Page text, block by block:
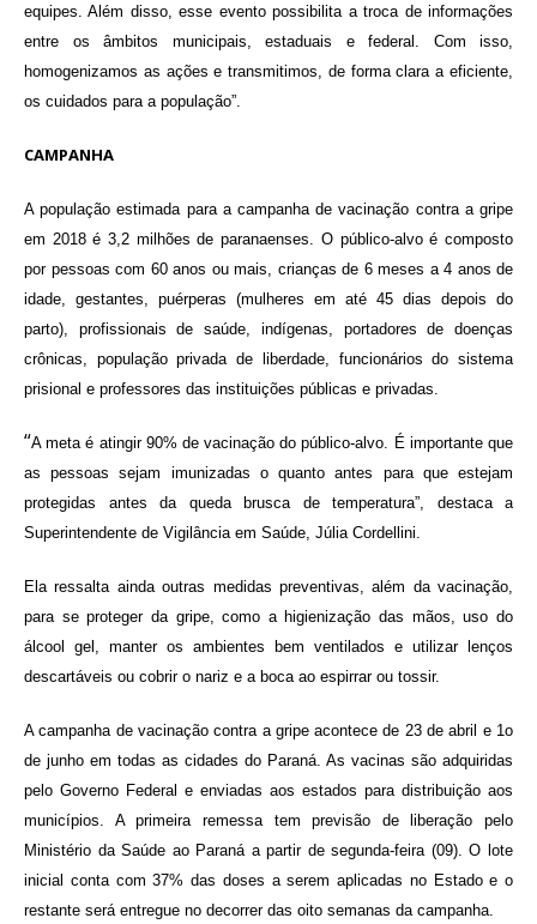
equipes. Além disso, esse evento possibilita a troca de informações
entre os âmbitos municipais, estaduais e federal. Com isso,
homogenizamos as ações e transmitimos, de forma clara a eficiente,
os cuidados para a população”.
CAMPANHA
A população estimada para a campanha de vacinação contra a gripe
em 2018 é 3,2 milhões de paranaenses. O público-alvo é composto
por pessoas com 60 anos ou mais, crianças de 6 meses a 4 anos de
idade, gestantes, puérperas (mulheres em até 45 dias depois do
parto), profissionais de saúde, indígenas, portadores de doenças
crônicas, população privada de liberdade, funcionários do sistema
prisional e professores das instituições públicas e privadas.
“A meta é atingir 90% de vacinação do público-alvo. É importante que
as pessoas sejam imunizadas o quanto antes para que estejam
protegidas antes da queda brusca de temperatura”, destaca a
Superintendente de Vigilância em Saúde, Júlia Cordellini.
Ela ressalta ainda outras medidas preventivas, além da vacinação,
para se proteger da gripe, como a higienização das mãos, uso do
álcool gel, manter os ambientes bem ventilados e utilizar lenços
descartáveis ou cobrir o nariz e a boca ao espirrar ou tossir.
A campanha de vacinação contra a gripe acontece de 23 de abril e 1o
de junho em todas as cidades do Paraná. As vacinas são adquiridas
pelo Governo Federal e enviadas aos estados para distribuição aos
municípios. A primeira remessa tem previsão de liberação pelo
Ministério da Saúde ao Paraná a partir de segunda-feira (09). O lote
inicial conta com 37% das doses a serem aplicadas no Estado e o
restante será entregue no decorrer das oito semanas da campanha.